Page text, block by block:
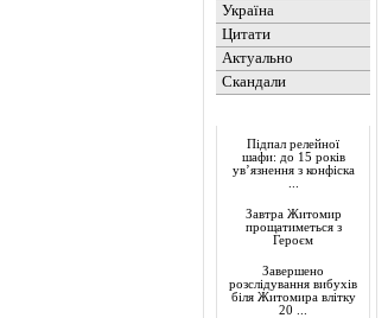
Україна
Цитати
Актуально
Скандали
Підпал релейної
шафи: до 15 років
ув’язнення з конфіска
Завтра Житомир
прощатиметься з
Героєм
Завершено
розслідування вибухів
біля Житомира влітку
20 ...